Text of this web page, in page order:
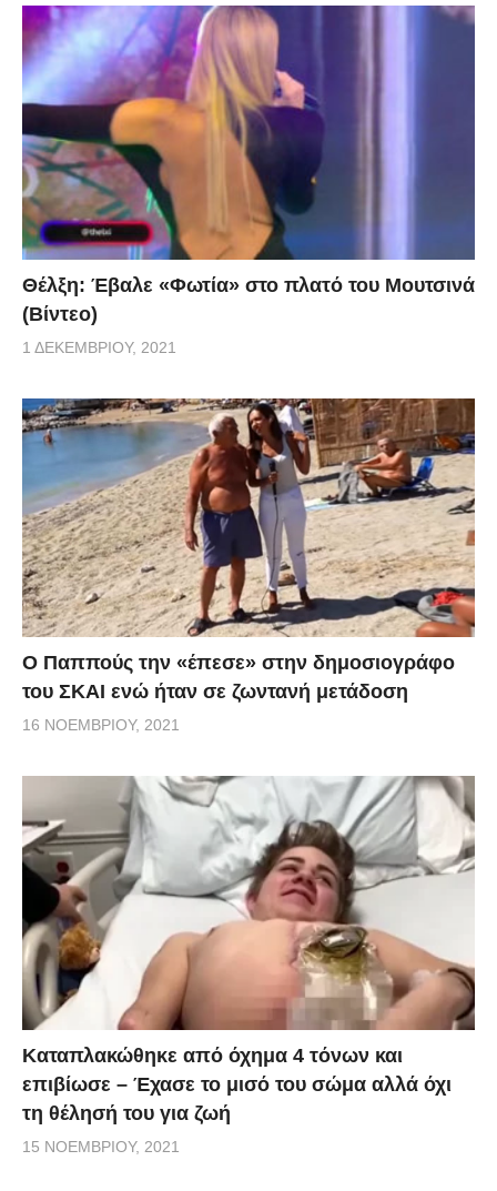
Θέλξη: Έβαλε «Φωτία» στο πλατό του Μουτσινά
(Βίντεο)
1 ΔΕΚΕΜΒΡΊΟΥ, 2021
Ο Παππούς την «έπεσε» στην δημοσιογράφο
του ΣΚΑΙ ενώ ήταν σε ζωντανή μετάδοση
16 ΝΟΕΜΒΡΊΟΥ, 2021
Kαταπλακώθηκε από όχημα 4 τόνων και
επιβίωσε – Έχασε το μισό του σώμα αλλά όχι
τη θέλησή του για ζωή
15 ΝΟΕΜΒΡΊΟΥ, 2021